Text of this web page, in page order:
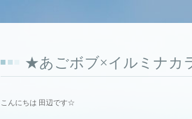
★あごボブ×イルミナカ
こんにちは 田辺です☆